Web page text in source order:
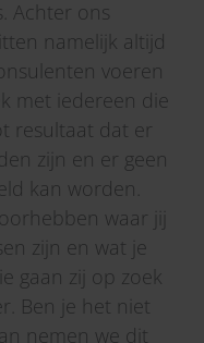
Achter ons
namelijk altijd
voeren
met iedereen die
resultaat dat er
zijn en er geen
kan worden.
waar jij
zijn en wat je
gaan zij op zoek
Ben je het niet
nemen we dit